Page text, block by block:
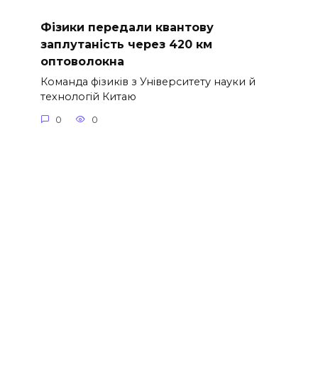
Фізики передали квантову
заплутаність через 420 км
оптоволокна
Команда фізиків з Університету науки й
технологій Китаю
0 0